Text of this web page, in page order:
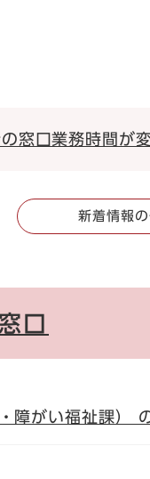
窓口業務時間が
新着情報
口
障がい福祉課）